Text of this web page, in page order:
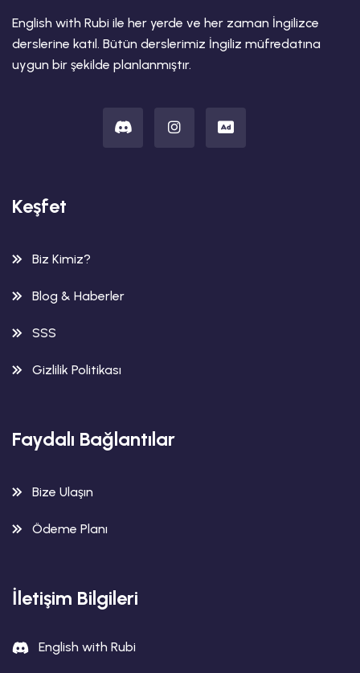
English with Rubi ile her yerde ve her zaman İngilizce
derslerine katıl. Bütün derslerimiz İngiliz müfredatına
uygun bir şekilde planlanmıştır.
Keşfet
Biz Kimiz?
Blog & Haberler
SSS
Gizlilik Politikası
Faydalı Bağlantılar
Bize Ulaşın
Ödeme Planı
İletişim Bilgileri
English with Rubi